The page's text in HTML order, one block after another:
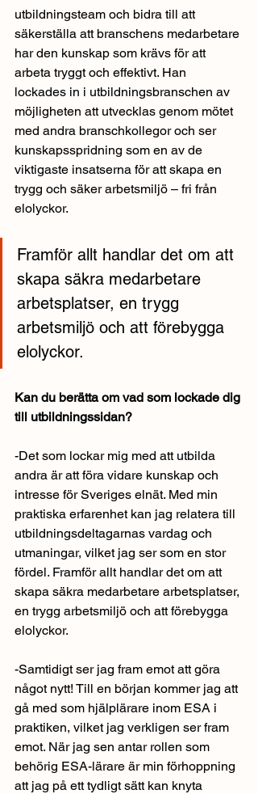
utbildningsteam och bidra till att
säkerställa att branschens medarbetare
har den kunskap som krävs för att
arbeta tryggt och effektivt. Han
lockades in i utbildningsbranschen av
möjligheten att utvecklas genom mötet
med andra branschkollegor och ser
kunskapsspridning som en av de
viktigaste insatserna för att skapa en
trygg och säker arbetsmiljö – fri från
elolyckor.
Framför allt handlar det om att
skapa säkra medarbetare
arbetsplatser, en trygg
arbetsmiljö och att förebygga
elolyckor.
Kan du berätta om vad som lockade dig
till utbildningssidan?
-Det som lockar mig med att utbilda
andra är att föra vidare kunskap och
intresse för Sveriges elnät. Med min
praktiska erfarenhet kan jag relatera till
utbildningsdeltagarnas vardag och
utmaningar, vilket jag ser som en stor
fördel. Framför allt handlar det om att
skapa säkra medarbetare arbetsplatser,
en trygg arbetsmiljö och att förebygga
elolyckor.
-Samtidigt ser jag fram emot att göra
något nytt! Till en början kommer jag att
gå med som hjälplärare inom ESA i
praktiken, vilket jag verkligen ser fram
emot. När jag sen antar rollen som
behörig ESA-lärare är min förhoppning
att jag på ett tydligt sätt kan knyta